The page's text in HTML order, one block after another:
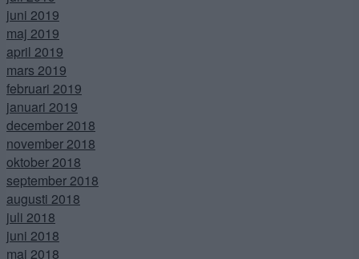
juni 2019
maj 2019
april 2019
mars 2019
februari 2019
januari 2019
december 2018
november 2018
oktober 2018
september 2018
augusti 2018
juli 2018
juni 2018
maj 2018